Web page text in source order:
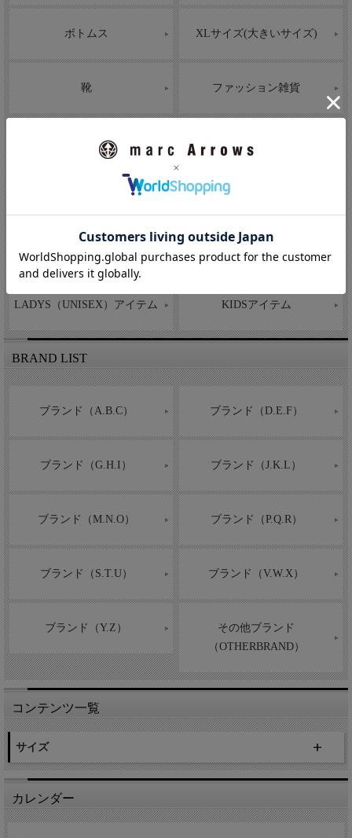
ボトムス XLサイズ(大きいサイズ)
靴 ファッション雑貨
バッグ
ステーショナリー
食器等 SALEアイテム
LADYS（UNISEX）アイテム KIDSアイテム
BRAND LIST
ブランド（A.B.C） ブランド（D.E.F）
ブランド（G.H.I） ブランド（J.K.L）
ブランド（M.N.O） ブランド（P.Q.R）
ブランド（S.T.U） ブランド（V.W.X）
ブランド（Y.Z）
その他ブランド
（OTHERBRAND）
コンテンツ一覧
サイズ
カレンダー